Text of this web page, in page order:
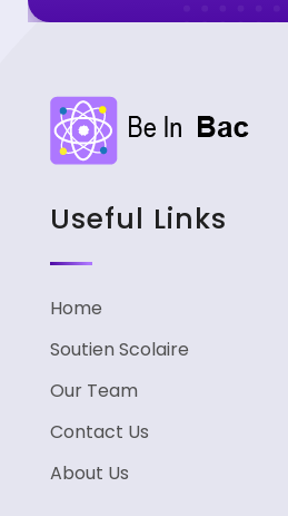
Useful Links
Home
Soutien Scolaire
Our Team
Contact Us
About Us